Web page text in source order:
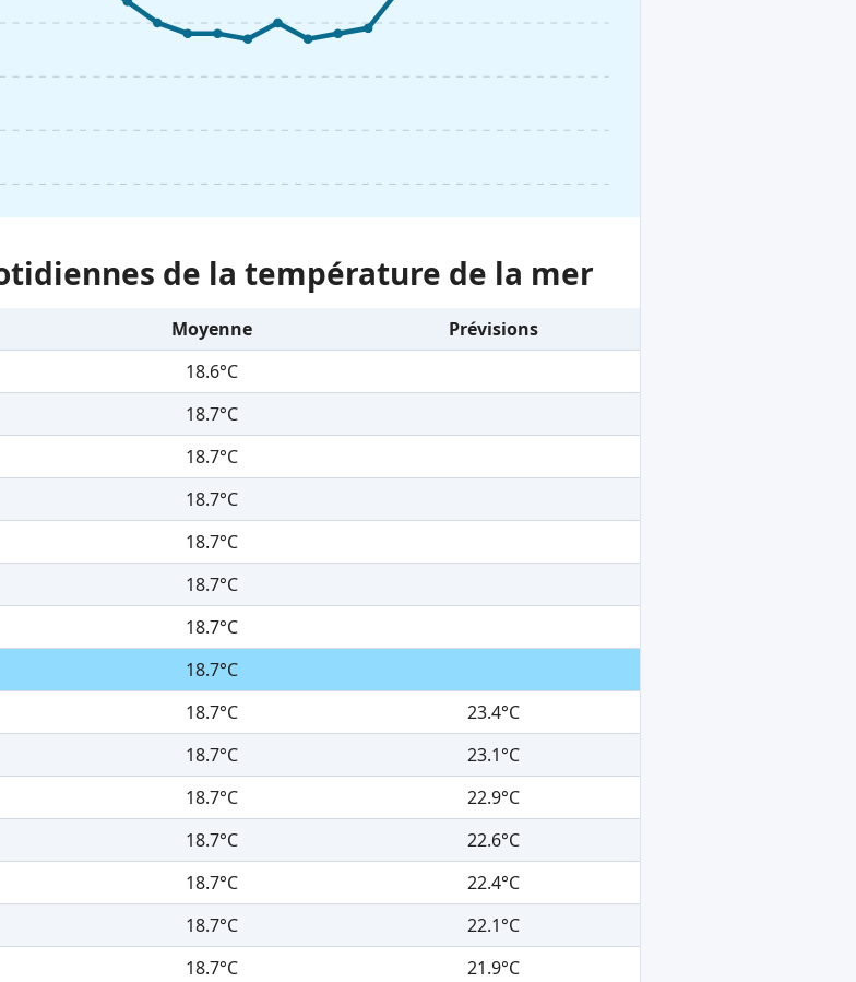
de la température de la mer
Moyenne
Prévisions
18.6°C
18.7°C
18.7°C
18.7°C
18.7°C
18.7°C
18.7°C
18.7°C
18.7°C
23.4°C
18.7°C
23.1°C
18.7°C
22.9°C
18.7°C
22.6°C
18.7°C
22.4°C
18.7°C
22.1°C
18.7°C 21.9°C